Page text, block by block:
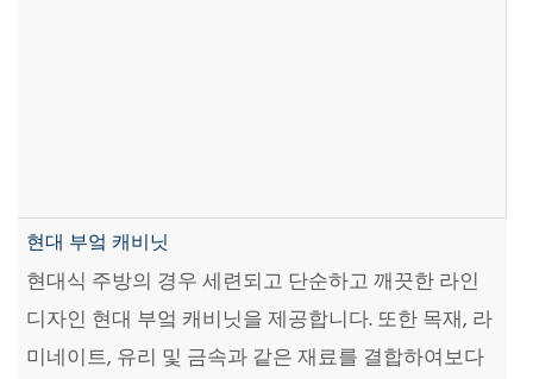
현대 부엌 캐비닛
현대식 주방의 경우 세련되고 단순하고 깨끗한 라인
디자인 현대 부엌 캐비닛을 제공합니다. 또한 목재, 라
미네이트, 유리 및 금속과 같은 재료를 결합하여보다